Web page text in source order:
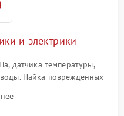
и электрики
датчика температуры,
воды. Пайка поврежденных
проводки и контактов.